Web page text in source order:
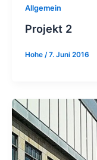
Allgemein
Projekt 2
Hohe /7. Juni 2016